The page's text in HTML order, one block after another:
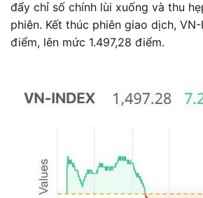
đẩy chỉ số chính lùi xuống và thu
phiên. Kết thúc phiên giao dịch,
điểm, lên mức 1.497,28 điểm.